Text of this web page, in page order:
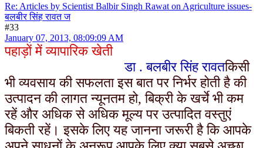
Re: Articles by Scientist Balbir Singh Rawat on Agriculture issues-
बलबीर सिंह रावत ज
#33
January 07, 2013, 08:09:09 AM
पहाड़ों में व्यापारिक खेती
डा . बलबीर सिंह रावतकिसी
भी व्यवसाय की सफलता इस बात पर निर्भर होती है की
उत्पादन की लागत न्यूनतम हो, बिक्री के खर्चे भी कम
रहें और अधिक से अधिक मूल्य पर उत्पादित वस्तुएं
बिकती रहें। इसके लिए यह जाननाजरूरी है कि आपके